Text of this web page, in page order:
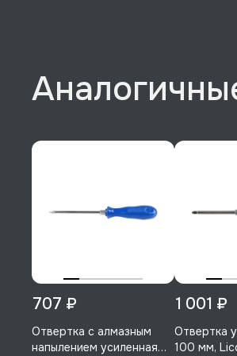
707 ₽
Отвертка с алмазным
напылением усиленная
1 001 ₽
Отвертка
100 мм,